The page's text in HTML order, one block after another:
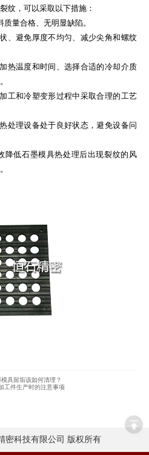
纹，可以采取以下措施：
量合格、无明显缺陷。
、避免厚度不均匀、减少尖角和螺纹
热温度和时间、选择合适的冷却介质
工和冷塑变形过程中采取合理的工艺
处理设备处于良好状态，避免设备问
降低石墨模具热处理后出现裂纹的风
具留垢该如何清理？
工件生产时的注意事项
密科技有限公司 版权所有